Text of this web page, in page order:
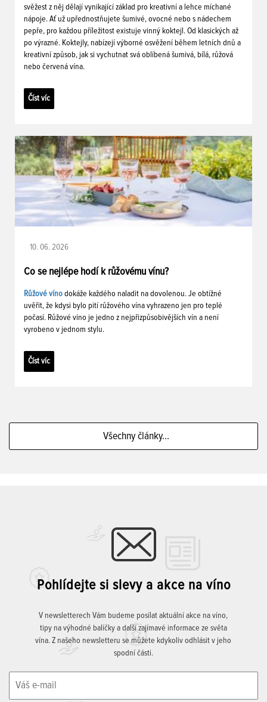
svěžest z něj dělají vynikající základ pro kreativní a lehce míchané
nápoje. Ať už upřednostňujete šumivé, ovocné nebo s nádechem
pepře, pro každou příležitost existuje vinný koktejl. Od klasických až
po výrazné. Koktejly, nabízejí výborné osvěžení během letních dnů a
kreativní způsob, jak si vychutnat svá oblíbená šumivá, bílá, růžová
nebo červená vína.
Číst víc
10. 06. 2026
Co se nejlépe hodí k růžovému vínu?
Růžové víno dokáže každého naladit na dovolenou. Je obtížné
uvěřit, že kdysi bylo pití růžového vína vyhrazeno jen pro teplé
počasí. Růžové víno je jedno z nejpřizpůsobivějších vín a není
vyrobeno v jednom stylu.
Číst víc
Všechny články...
Pohlídejte si slevy a akce na víno
V newsletterech Vám budeme posílat aktuální akce na víno,
tipy na výhodné balíčky a další zajímavé informace ze světa
vína. Z našeho newsletteru se můžete kdykoliv odhlásit v jeho
spodní části.